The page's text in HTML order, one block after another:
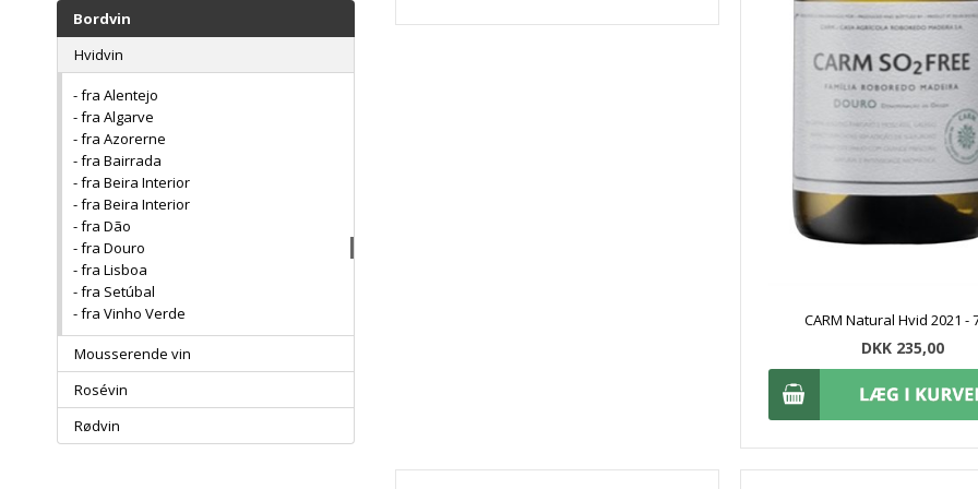
Bordvin
Hvidvin
- fra Alentejo
- fra Algarve
- fra Azorerne
- fra Bairrada
- fra Beira Interior
- fra Beira Interior
- fra Dão
- fra Douro
- fra Lisboa
- fra Setúbal
- fra Vinho Verde
Mousserende vin
Rosévin
Rødvin
CARM Natural Hvid 2021 -
DKK 235,00